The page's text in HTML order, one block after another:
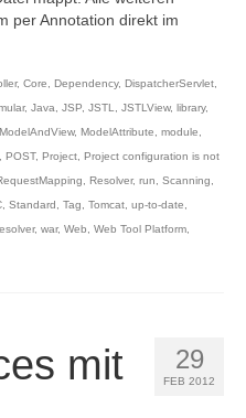
per Annotation direkt im
, Core Dependency, DispatcherServlet
, Java JSP JSTL JSTLView, library,
ModelAndView, ModelAttribute module
POST, Project Project configuration is not
Resolver, run Scanning
Standard Tag Tomcat up-to-date
, war, Web Web Tool Platform
29
FEB 2012
mit